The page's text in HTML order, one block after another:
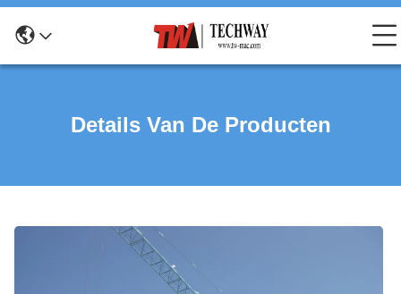
Details Van De Producten